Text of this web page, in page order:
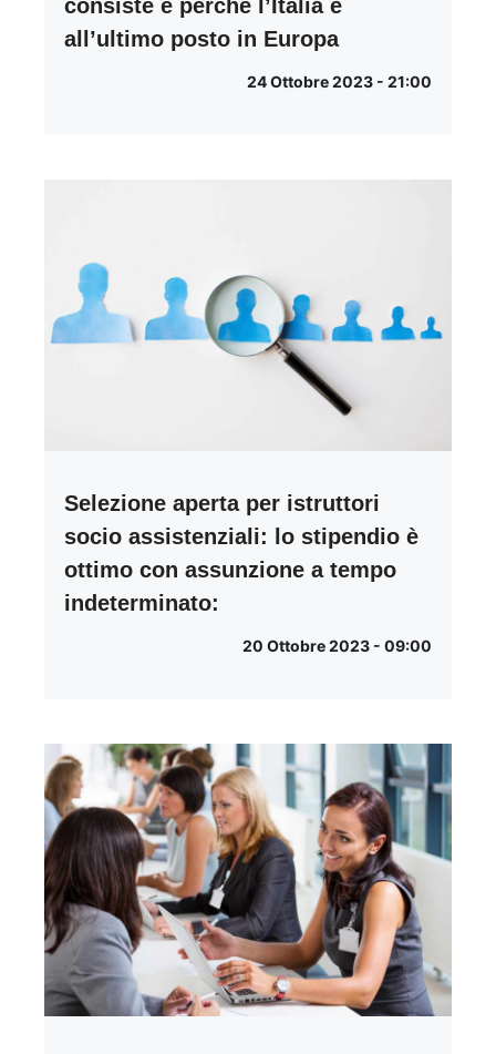
consiste e perché l’Italia è
all’ultimo posto in Europa
24 Ottobre 2023 - 21:00
Selezione aperta per istruttori
socio assistenziali: lo stipendio è
ottimo con assunzione a tempo
indeterminato:
20 Ottobre 2023 - 09:00